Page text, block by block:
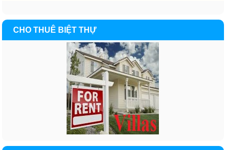
CHO THUÊ BIỆT THỰ